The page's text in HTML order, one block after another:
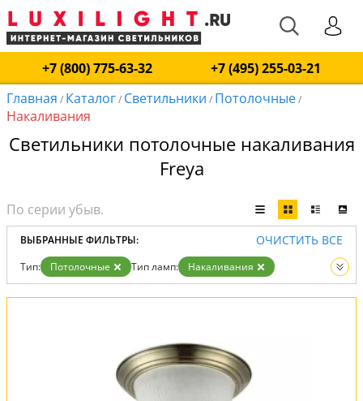
+7 (800) 775-63-32
+7 (495) 255-03-21
Главная / Каталог/ Светильники / Потолочные/
Накаливания
Светильники потолочные накаливания
Freya
ВЫБРАННЫЕ ФИЛЬТРЫ: ОЧИСТИТЬ ВСЕ
Тип: Потолочные Тип ламп:
Накаливания
Вид:
Светильники